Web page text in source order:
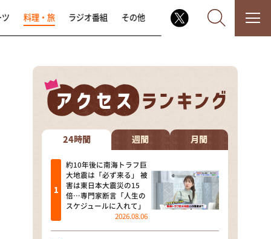
なるみ・岡村の過ぎるTV
相席食堂
これ余談なんですけど・・・
～人生密着トークバラエティ！
～ やすとものいたって真剣です
探偵！ナイトスクープ
料理・旅 ラジオ番組 その他
24時間 週間 月間
約10年後に南海トラフ巨
大地震は「必ず来る」 被
害は東日本大震災の15
倍…専門家断言「人生の
スケジュールに入れて」
2026.08.06